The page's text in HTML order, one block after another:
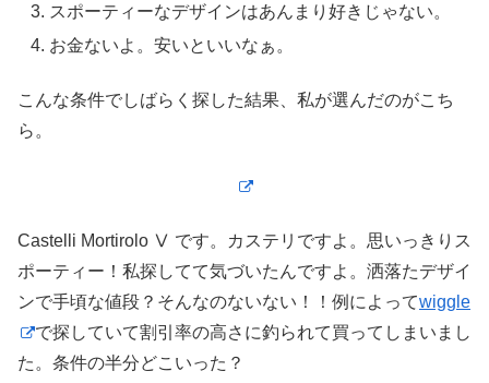
スポーティーなデザインはあんまり好きじゃない。
お金ないよ。安いといいなぁ。
こんな条件でしばらく探した結果、私が選んだのがこち
ら。
Castelli Mortirolo Ⅴ です。カステリですよ。思いっきりス
ポーティー！私探してて気づいたんですよ。洒落たデザイ
ンで手頃な値段？そんなのないない！！例によってwiggle
で探していて割引率の高さに釣られて買ってしまいまし
た。条件の半分どこいった？